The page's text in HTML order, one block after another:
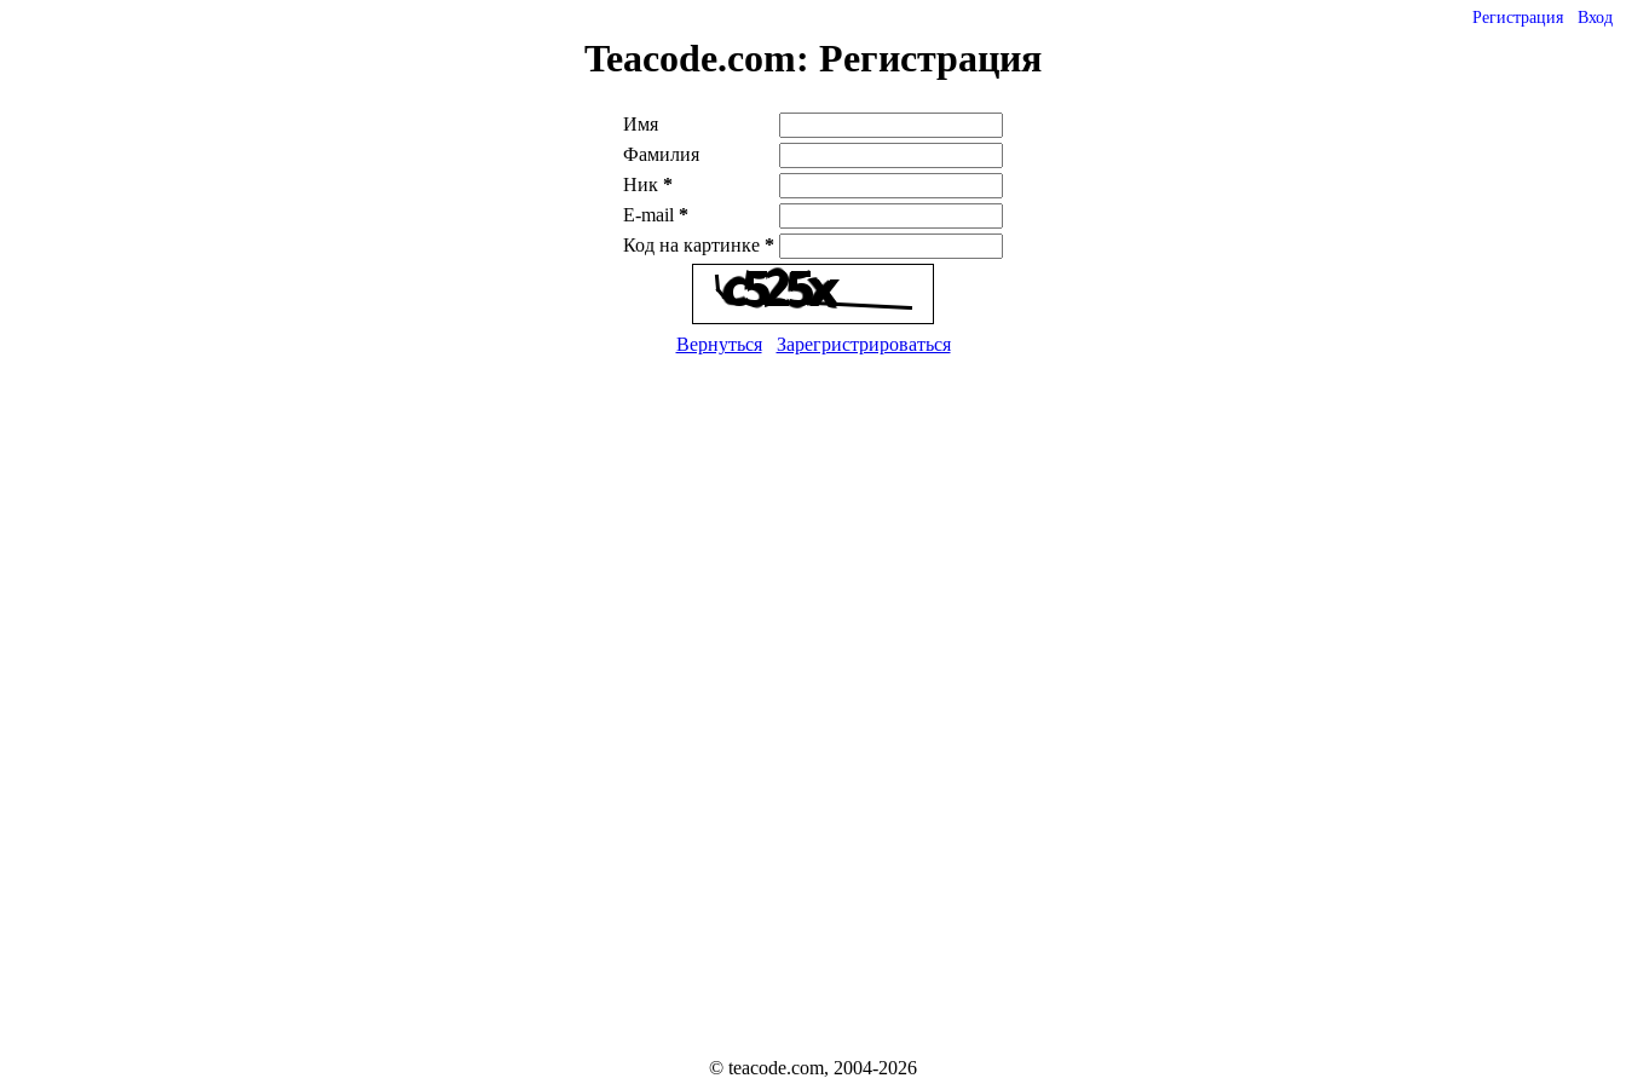
Регистрация Вход
Teacode.com: Регистрация
Имя
Фамилия
Ник *
E-mail *
Код на картинке *
Вернуться Зарегристрироваться
© teacode.com, 2004-2026